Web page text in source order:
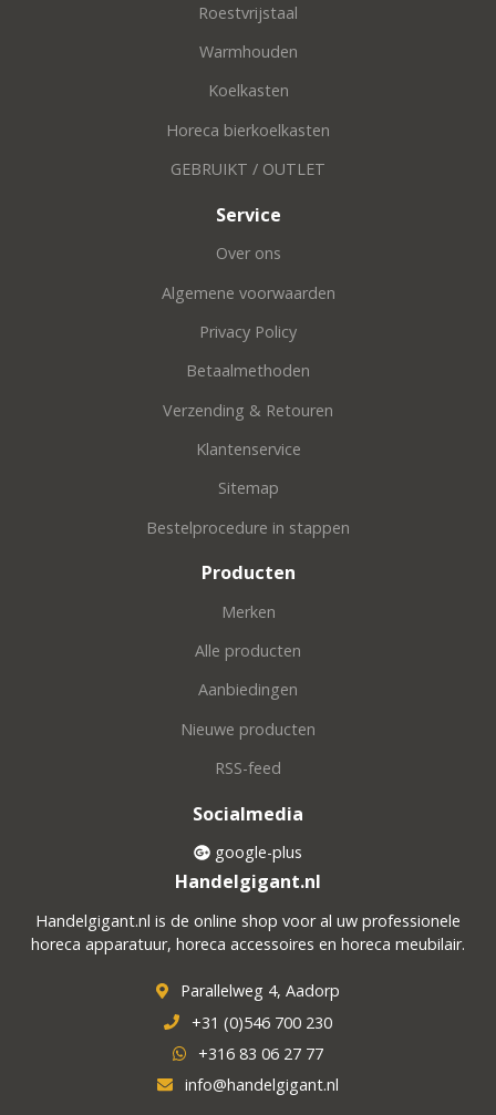
Roestvrijstaal
Warmhouden
Koelkasten
Horeca bierkoelkasten
GEBRUIKT / OUTLET
Service
Over ons
Algemene voorwaarden
Privacy Policy
Betaalmethoden
Verzending & Retouren
Klantenservice
Sitemap
Bestelprocedure in stappen
Producten
Merken
Alle producten
Aanbiedingen
Nieuwe producten
RSS-feed
Socialmedia
google-plus
Handelgigant.nl
Handelgigant.nl is de online shop voor al uw professionele
horeca apparatuur, horeca accessoires en horeca meubilair.
Parallelweg 4, Aadorp
+31 (0)546 700 230
+316 83 06 27 77
info@handelgigant.nl